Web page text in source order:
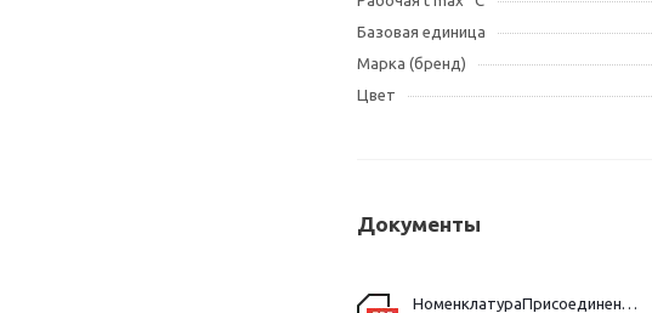
Базовая единица
Марка (бренд)
Цвет
Документы
НоменклатураПрисоединенныеФайлы